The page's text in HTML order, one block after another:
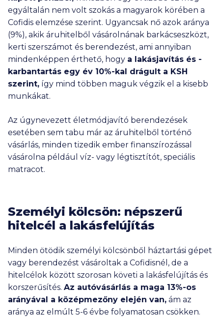
egyáltalán nem volt szokás a magyarok körében a
Cofidis elemzése szerint. Ugyancsak nő azok aránya
(9%), akik áruhitelből vásárolnának barkácseszközt,
kerti szerszámot és berendezést, ami annyiban
mindenképpen érthető, hogy a lakásjavítás és -
karbantartás egy év 10%-kal drágult a KSH
szerint, így mind többen maguk végzik el a kisebb
munkákat.
Az úgynevezett életmódjavító berendezések
esetében sem tabu már az áruhitelből történő
vásárlás, minden tizedik ember finanszírozással
vásárolna például víz- vagy légtisztítót, speciális
matracot.
Személyi kölcsön: népszerű
hitelcél a lakásfelújítás
Minden ötödik személyi kölcsönből háztartási gépet
vagy berendezést vásároltak a Cofidisnél, de a
hitelcélok között szorosan követi a lakásfelújítás és
korszerűsítés. Az autóvásárlás a maga 13%-os
arányával a középmezőny elején van, ám az
aránya az elmúlt 5-6 évbe folyamatosan csökken.